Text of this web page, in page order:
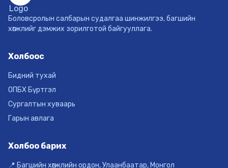
Боловсролын салбарын судалгаа шинжилгээ, багшийн
хөгжлийг дэмжих зорилготой байгууллага.
Холбоос
Бидний тухай
ОПБХ Бүртгэл
Сургалтын хуваарь
Гарын авлага
Холбоо барих
📍 Багшийн хөгжлийн ордон, Улаанбаатар, Монгол